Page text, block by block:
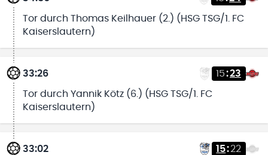
Tor durch Thomas Keilhauer (2.) (HSG TSG/1. FC
Kaiserslautern)
33:26 15:23
Tor durch Yannik Kötz (6.) (HSG TSG/1. FC
Kaiserslautern)
33:02 15:22